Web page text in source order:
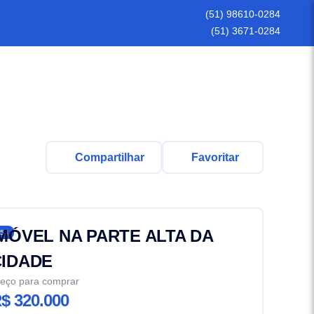
(51) 98610-0284
(51) 3671-0284
Compartilhar Favoritar
NA PARTE ALTA DA
para comprar
320.000